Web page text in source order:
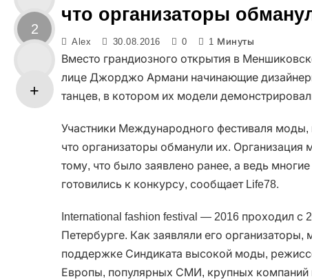
2
что организаторы
Alex 30.08.2016 0 1 Минуты
Вместо грандиозного открытия в
лице Джорджо Армани начинающие
танцев, в котором их модели
Участники Международного фестиваля
что организаторы обманули их. Организация
тому, что было заявлено ранее, а ведь
готовились к конкурсу, сообщает Life78.
International fashion festival — 2016 проходил с
Петербурге. Как заявляли его организаторы,
поддержке Синдиката высокой моды,
Европы, популярных СМИ, крупных